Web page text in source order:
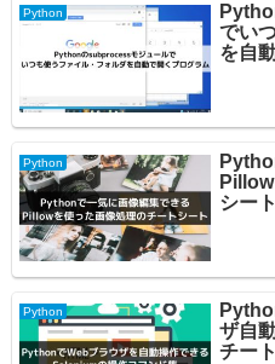
Python
でい
を自
Python
シート
Python
ザ自
チー